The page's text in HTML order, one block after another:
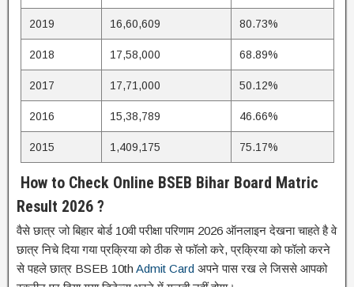
2019 16,60,609 80.73%
2018 17,58,000 68.89%
2017 17,71,000 50.12%
2016 15,38,789 46.66%
2015 1,409,175 75.17%
How to Check Online BSEB Bihar Board Matric
Result 2026 ?
वैसे छात्र जो बिहार बोर्ड 10वी परीक्षा परिणाम 2026 ऑनलाइन देखना चाहते है वे
छात्र निचे दिया गया प्रक्रिया को ठीक से फॉलो करे, प्रक्रिया को फॉलो करने
से पहले छात्र BSEB 10th Admit Card अपने पास रख ले जिससे आपको